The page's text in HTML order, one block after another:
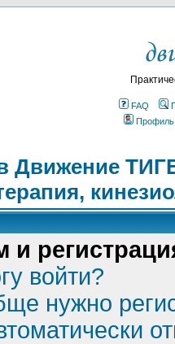
FAQ
Профиль
Движение
войти?
нужно